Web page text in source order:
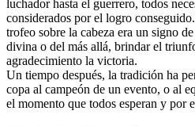
luchador hasta el guerrero, todos
considerados por el logro
trofeo sobre la cabeza era un signo
divina o del más allá, brindar el
agradecimiento la victoria.
Un tiempo después, la tradición ha
copa al campeón de un evento, o al
el momento que todos esperan y por